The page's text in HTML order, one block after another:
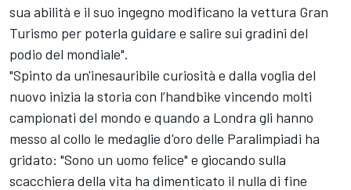
sua abilità e il suo ingegno modificano la vettura Gran
Turismo per poterla guidare e salire sui gradini del
podio del mondiale".
"Spinto da un'inesauribile curiosità e dalla voglia del
nuovo inizia la storia con l’handbike vincendo molti
campionati del mondo e quando a Londra gli hanno
messo al collo le medaglie d'oro delle Paralimpiadi ha
gridato: "Sono un uomo felice" e giocando sulla
scacchiera della vita ha dimenticato il nulla di fine